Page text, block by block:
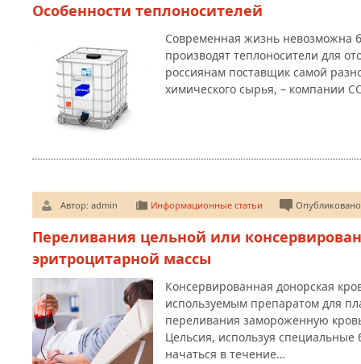
Особенности теплоносителей
Современная жизнь невозможна
производят теплоносители для
россиянам поставщик самой
химического сырья, – компании
Автор: admin Информационные статьи
Переливания цельной или
эритроцитарной массы
Консервированная донорская
используемым препаратом для
переливания замороженную
Цельсия, используя
начаться в течение…